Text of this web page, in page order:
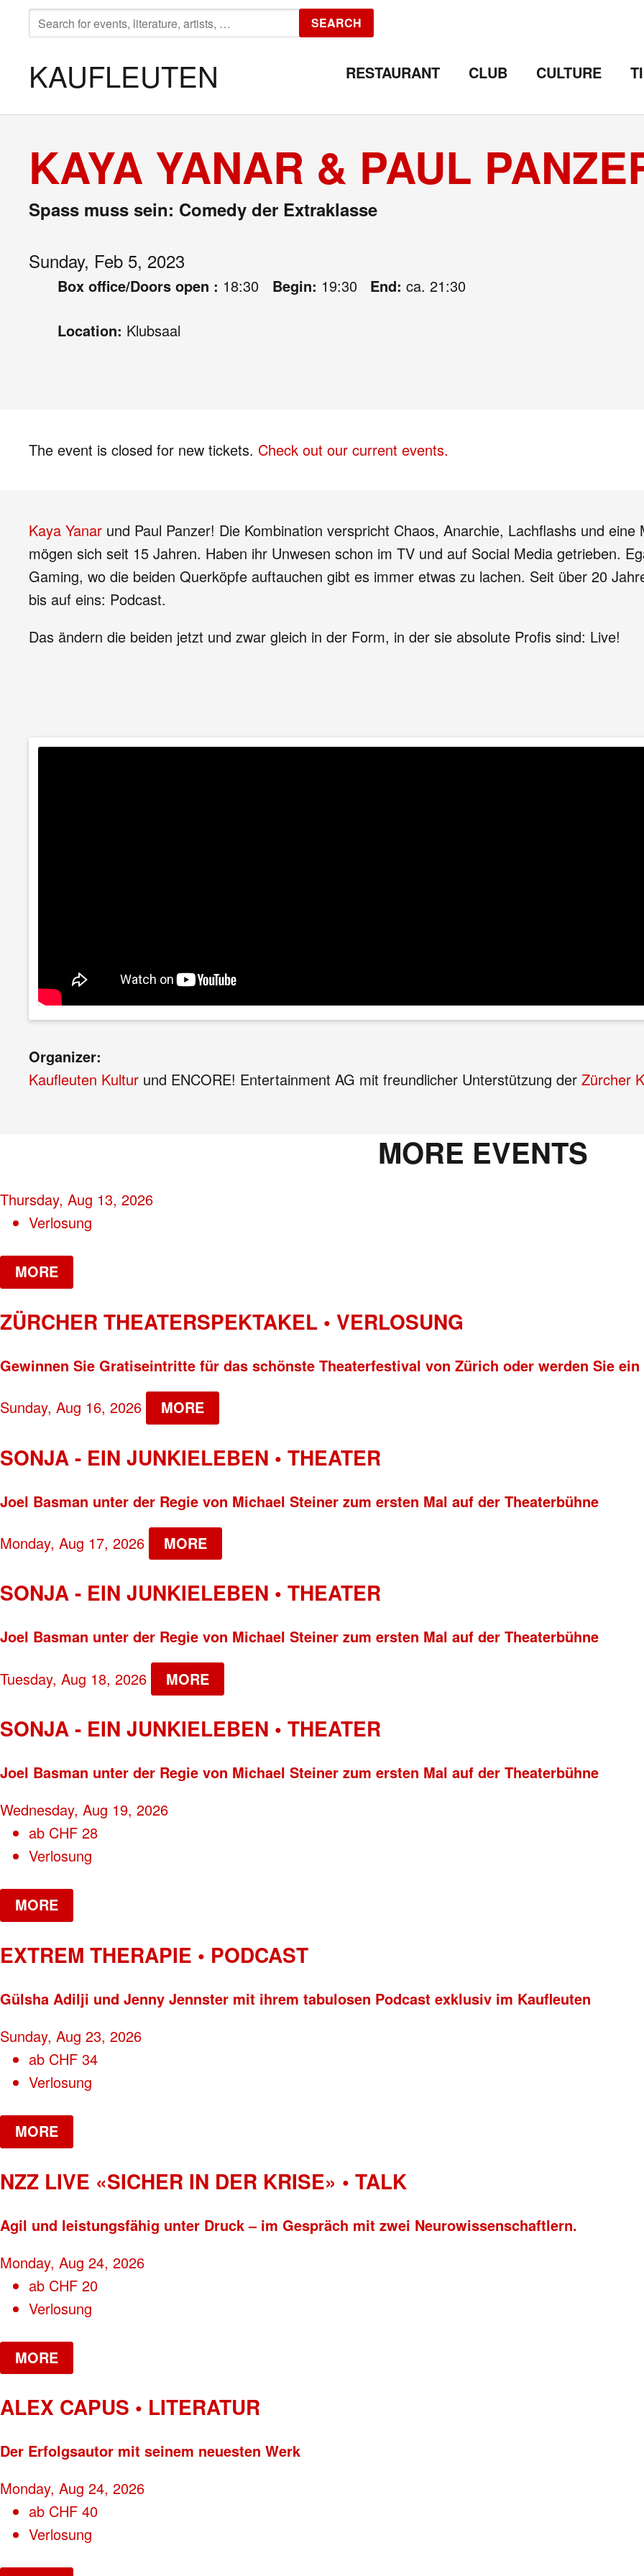
SEARCH
FOR:
SEARCH
KAUFLEUTEN RESTAURANT CLUB CULTURE
KAYA YANAR & PAUL
Spass muss sein: Comedy der Extraklasse
Sunday, Feb 5, 2023
Box office/Doors open : 18:30 Begin: 19:30 End: ca. 21:30
Location: Klubsaal
The event is closed for new tickets. Check out our current events.
Kaya Yanar und Paul Panzer! Die Kombination verspricht Chaos, Anarchie, Lachflashs und
mögen sich seit 15 Jahren. Haben ihr Unwesen schon im TV und auf Social Media getrieben.
Gaming, wo die beiden Querköpfe auftauchen gibt es immer etwas zu lachen. Seit über 20
bis auf eins: Podcast.
Das ändern die beiden jetzt und zwar gleich in der Form, in der sie absolute Profis sind: Live!
Organizer:
Kaufleuten Kultur und ENCORE! Entertainment AG mit freundlicher Unterstützung der Zürcher
MORE EVENTS
Thursday, Aug 13, 2026
Verlosung
MORE
ZÜRCHER THEATERSPEKTAKEL • VERLOSUNG
Gewinnen Sie Gratiseintritte für das schönste Theaterfestival von Zürich oder werden Sie
Sunday, Aug 16, 2026 MORE
SONJA - EIN JUNKIELEBEN • THEATER
Joel Basman unter der Regie von Michael Steiner zum ersten Mal auf der Theaterbühne
Monday, Aug 17, 2026 MORE
SONJA - EIN JUNKIELEBEN • THEATER
Joel Basman unter der Regie von Michael Steiner zum ersten Mal auf der Theaterbühne
Tuesday, Aug 18, 2026 MORE
SONJA - EIN JUNKIELEBEN • THEATER
Joel Basman unter der Regie von Michael Steiner zum ersten Mal auf der Theaterbühne
Wednesday, Aug 19, 2026
ab CHF 28
Verlosung
MORE
EXTREM THERAPIE • PODCAST
Gülsha Adilji und Jenny Jennster mit ihrem tabulosen Podcast exklusiv im Kaufleuten
Sunday, Aug 23, 2026
ab CHF 34
Verlosung
MORE
NZZ LIVE «SICHER IN DER KRISE» • TALK
Agil und leistungsfähig unter Druck – im Gespräch mit zwei Neurowissenschaftlern.
Monday, Aug 24, 2026
ab CHF 20
Verlosung
MORE
ALEX CAPUS • LITERATUR
Der Erfolgsautor mit seinem neuesten Werk
Monday, Aug 24, 2026
ab CHF 40
Verlosung